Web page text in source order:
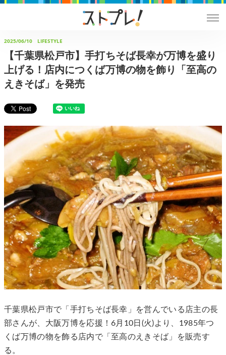
2025/06/10 LIFESTYLE
【千葉県松戸市】手打ちそば長幸が万博を盛り
上げる！店内につくば万博の物を飾り「至高の
えきそば」を発売
千葉県松戸市で「手打ちそば長幸」を営んでいる店主の長
部さんが、大阪万博を応援！6月10日(火)より、1985年つ
くば万博の物を飾る店内で「至高のえきそば」を販売す
る。